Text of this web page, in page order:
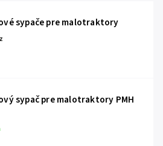
sypače pre malotraktory
sypač pre malotraktory PMH